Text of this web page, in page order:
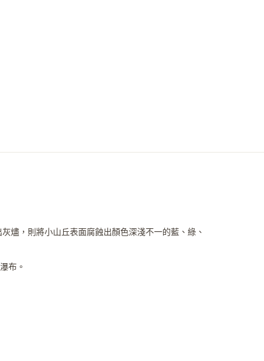
燼，則將小山丘表面腐蝕出顏色深淺不一的藍、綠、
布。